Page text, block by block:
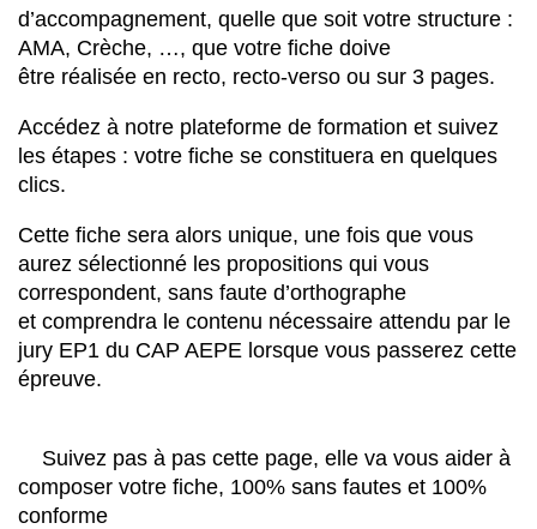
d’accompagnement, quelle que soit votre structure :
AMA, Crèche, …, que votre fiche doive
être réalisée en recto, recto-verso ou sur 3 pages.
Accédez à notre plateforme de formation et suivez
les étapes : votre fiche se constituera en quelques
clics.
Cette fiche sera alors unique, une fois que vous
aurez sélectionné les propositions qui vous
correspondent, sans faute d’orthographe
et comprendra le contenu nécessaire attendu par le
jury EP1 du CAP AEPE lorsque vous passerez cette
épreuve.
Suivez pas à pas cette page, elle va vous aider à
composer votre fiche, 100% sans fautes et 100%
conforme